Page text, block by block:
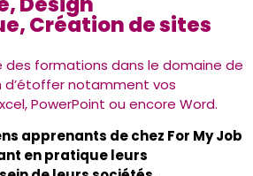
Création de sites
des formations dans le domaine de
d’étoffer notamment vos
PowerPoint ou encore Word.
apprenants de chez For My Job
en pratique leurs